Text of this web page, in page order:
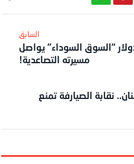
“السوق السوداء” يواصل
مسيرته التصاعدية!‏
نقابة الصيارفة تمنع